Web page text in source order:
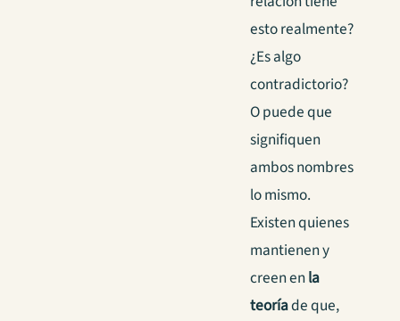
esto realmente?
¿Es algo
contradictorio?
O puede que
signifiquen
ambos nombres
lo mismo.
Existen quienes
mantienen y
creen enla
teoríade que,